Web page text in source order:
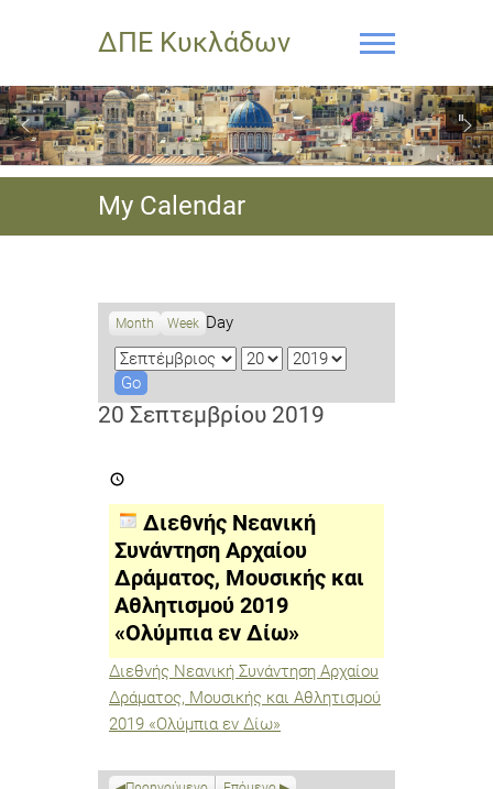
ΔΠΕ Κυκλάδων
My Calendar
Month Week Day
M
o
n
D
y
Y
a
20 Σεπτεμβρίου 2019
Νεανική
Αρχαίου
Δράματος,
Μουσικής
και
Αθλητισμού
2019
«Ολύμπια
Δίω»
Διεθνής Νεανική
Συνάντηση Αρχαίου
Δράματος, Μουσικής και
Αθλητισμού 2019
«Ολύμπια εν Δίω»
Διεθνής Νεανική Συνάντηση Αρχαίου
Δράματος, Μουσικής και Αθλητισμού
2019 «Ολύμπια εν Δίω»